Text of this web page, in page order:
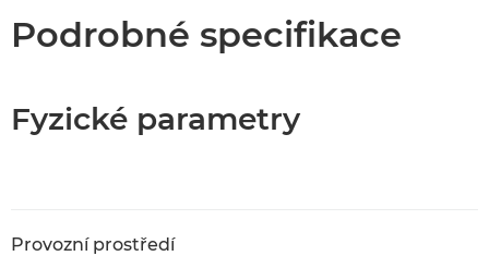
Podrobné specifikace
Fyzické parametry
Provozní prostředí